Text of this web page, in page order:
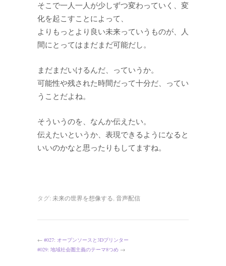
そこで一人一人が少しずつ変わっていく、変
化を起こすことによって、
よりもっとより良い未来っていうものが、人
間にとってはまだまだ可能だし。
まだまだいけるんだ、っていうか。
可能性や残された時間だって十分だ、ってい
うことだよね。
そういうのを、なんか伝えたい。
伝えたいというか、表現できるようになると
いいのかなと思ったりもしてますね。
タグ: 未来の世界を想像する 音声配信
← #027: オープンソースと3Dプリンター
#029: 地域社会圏主義のテーマ8つめ →